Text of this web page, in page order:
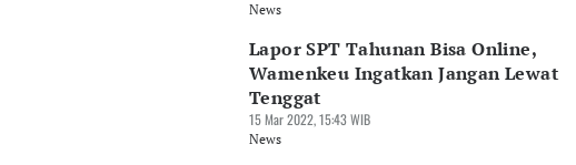
News
Lapor SPT Tahunan Bisa Online,
Wamenkeu Ingatkan Jangan Lewat
Tenggat
15 Mar 2022, 15:43 WIB
News